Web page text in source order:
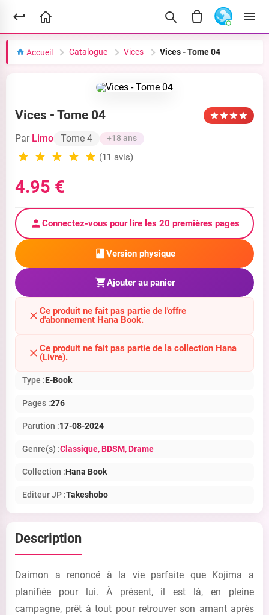
Accueil Catalogue Vices Vices - Tome 04
Vices - Tome 04
Par Limo Tome 4 +18 ans
(11 avis)
4.95 €
Connectez-vous pour lire les 20 premières pages
Version physique
Ajouter au panier
Ce produit ne fait pas partie de l'offre
d'abonnement Hana Book.
Ce produit ne fait pas partie de la collection Hana
(Livre).
Type :E-Book
Pages :276
Parution :17-08-2024
Genre(s) :Classique, BDSM, Drame
Collection :Hana Book
Editeur JP :Takeshobo
Description
Daimon a renoncé à la vie parfaite que Kojima a
planifiée pour lui. À présent, il est là, en pleine
campagne, prêt à tout pour retrouver son amant après